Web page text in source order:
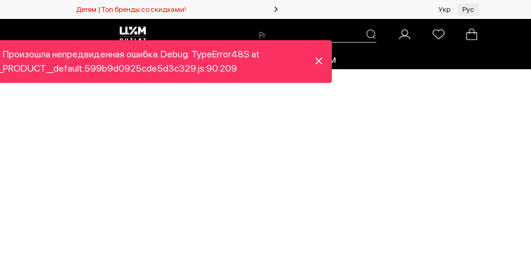
Детям | Топ бренды со скидками! Женщинам | Топ бренды со скидками!
Укр Рус
Детям Home&Gifts Бренды Новый сезон Про ЦУМ
Произошла непредвиденная ошибка. Debug: TypeError48S at